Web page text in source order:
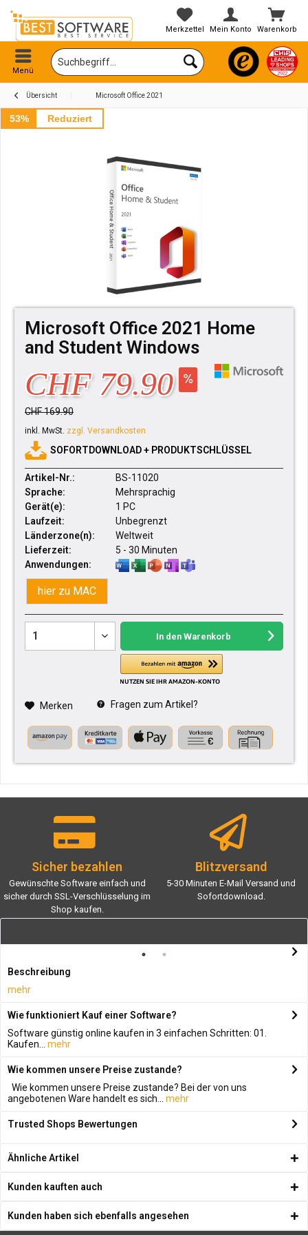
Warenkorb
Merkzettel Mein Konto
Menü
Übersicht Microsoft Office 2021
53% Reduziert
Microsoft Office 2021 Home
and Student Windows
CHF 79.90
CHF 169.90
inkl. MwSt. zzgl. Versandkosten
SOFORTDOWNLOAD + PRODUKTSCHLÜSSEL
Artikel-Nr.:
BS-11020
Sprache:
Mehrsprachig
Gerät(e):
1 PC
Laufzeit:
Unbegrenzt
Länderzone(n):
Weltweit
Lieferzeit:
5 - 30 Minuten
Anwendungen:
hier zu MAC
In den Warenkorb
Merken Fragen zum Artikel?
Sicher bezahlen
Gewünschte Software einfach und
sicher durch SSL-Verschlüsselung im
Shop kaufen.
Blitzversand
5-30 Minuten E-Mail Versand und
Sofortdownload.
Beschreibung
mehr
Wie funktioniert Kauf einer Software?
Software günstig online kaufen in 3 einfachen Schritten: 01.
Kaufen...
mehr
Wie kommen unsere Preise zustande?
Wie kommen unsere Preise zustande? Bei der von uns
angebotenen Ware handelt es sich...
mehr
Trusted Shops Bewertungen
Ähnliche Artikel
Kunden kauften auch
Kunden haben sich ebenfalls angesehen